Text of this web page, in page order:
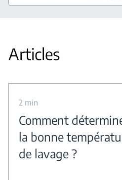
Articles
2 min
Comment
la bonne
de lavage ?